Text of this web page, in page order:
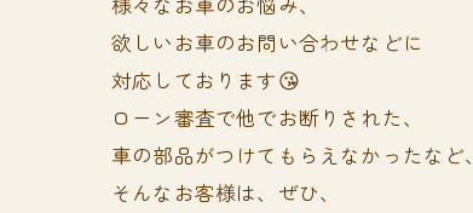
欲しいお車のお問い合わせなどに
対応しております😘
ローン審査で他でお断りされた、
車の部品がつけてもらえなかったなど、
そんなお客様は、ぜひ、